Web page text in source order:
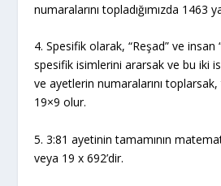
numaralarını topladığımızda 1463
4. Spesifik olarak, “Reşad” ve insan
spesifik isimlerini ararsak ve bu iki
ve ayetlerin numaralarını
19×9 olur.
5. 3:81 ayetinin tamamının
veya 19 x 692’dir.